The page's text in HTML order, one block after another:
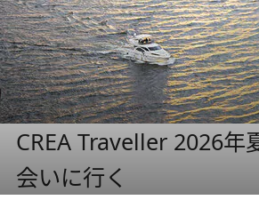
CREA Traveller 2026
会いに行く